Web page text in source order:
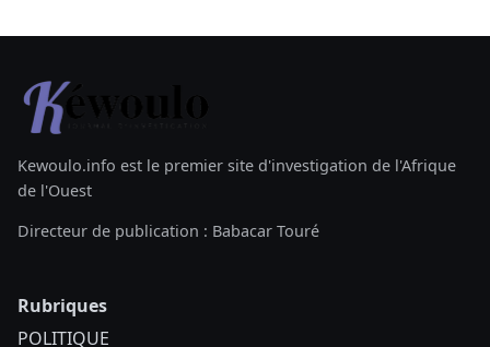
Kewoulo.info est le premier site d'investigation de l'Afrique
de l'Ouest
Directeur de publication : Babacar Touré
Rubriques
POLITIQUE